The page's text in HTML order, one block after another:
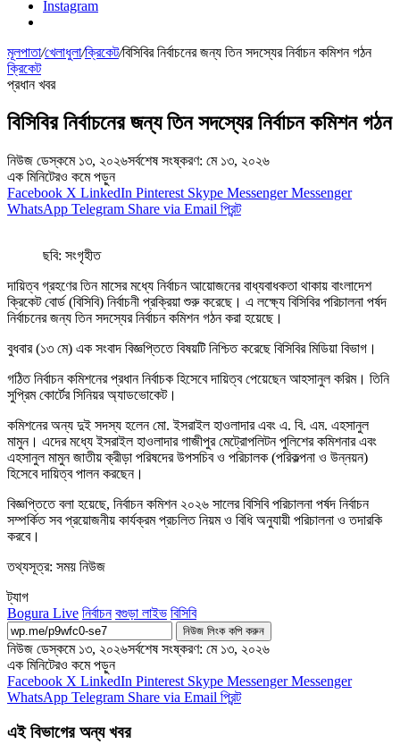
Instagram
মূলপাতা/খেলাধুলা/ক্রিকেট/বিসিবির নির্বাচনের জন্য তিন সদস্যের নির্বাচন কমিশন গঠন
ক্রিকেট
প্রধান খবর
বিসিবির নির্বাচনের জন্য তিন সদস্যের নির্বাচন কমিশন গঠন
নিউজ ডেস্কমে ১৩, ২০২৬সর্বশেষ সংষ্করণ: মে ১৩, ২০২৬
এক মিনিটেরও কমে পড়ুন
Facebook X LinkedIn Pinterest Skype Messenger Messenger
WhatsApp Telegram Share via Email প্রিন্ট
ছবি: সংগৃহীত
দায়িত্ব গ্রহণের তিন মাসের মধ্যে নির্বাচন আয়োজনের বাধ্যবাধকতা থাকায় বাংলাদেশ
ক্রিকেট বোর্ড (বিসিবি) নির্বাচনী প্রক্রিয়া শুরু করেছে। এ লক্ষ্যে বিসিবির পরিচালনা পর্ষদ
নির্বাচনের জন্য তিন সদস্যের নির্বাচন কমিশন গঠন করা হয়েছে।
বুধবার (১৩ মে) এক সংবাদ বিজ্ঞপ্তিতে বিষয়টি নিশ্চিত করেছে বিসিবির মিডিয়া বিভাগ।
গঠিত নির্বাচন কমিশনের প্রধান নির্বাচক হিসেবে দায়িত্ব পেয়েছেন আহসানুল করিম। তিনি
সুপ্রিম কোর্টের সিনিয়র অ্যাডভোকেট।
কমিশনের অন্য দুই সদস্য হলেন মো. ইসরাইল হাওলাদার এবং এ. বি. এম. এহসানুল
মামুন। এদের মধ্যে ইসরাইল হাওলাদার গাজীপুর মেট্রোপলিটন পুলিশের কমিশনার এবং
এহসানুল মামুন জাতীয় ক্রীড়া পরিষদের উপসচিব ও পরিচালক (পরিকল্পনা ও উন্নয়ন)
হিসেবে দায়িত্ব পালন করছেন।
বিজ্ঞপ্তিতে বলা হয়েছে, নির্বাচন কমিশন ২০২৬ সালের বিসিবি পরিচালনা পর্ষদ নির্বাচন
সম্পর্কিত সব প্রয়োজনীয় কার্যক্রম প্রচলিত নিয়ম ও বিধি অনুযায়ী পরিচালনা ও তদারকি
করবে।
তথ্যসূত্র: সময় নিউজ
ট্যাগ
Bogura Live নির্বাচন বগুড়া লাইভ বিসিবি
নিউজ লিংক কপি করুন
নিউজ ডেস্কমে ১৩, ২০২৬সর্বশেষ সংষ্করণ: মে ১৩, ২০২৬
এক মিনিটেরও কমে পড়ুন
Facebook X LinkedIn Pinterest Skype Messenger Messenger
WhatsApp Telegram Share via Email প্রিন্ট
এই বিভাগের অন্য খবর